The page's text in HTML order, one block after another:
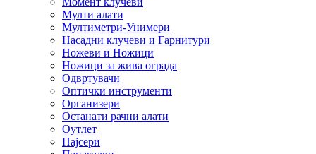
Мулти алати
Мултиметри-Унимери
Насадни клучеви и Гарнитури
Ножеви и Ножици
Ножици за жива ограда
Одвртувачи
Оптички инструменти
Организери
Останати рачни алати
Оутлет
Пајсери